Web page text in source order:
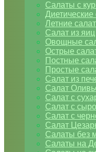
Салаты с
Летние
Салат из яиц
Овощные
Острые
Постные
Простые
Салат из
Салат
Салат с
Салат с
Салат с
Салат
Салаты без
Салаты на